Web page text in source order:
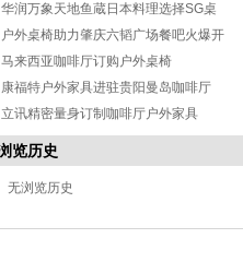
华润万象天地鱼蔵日本料理选择SG桌
椅
户外桌椅助力肇庆六韬广场餐吧火爆开
业
马来西亚咖啡厅订购户外桌椅
康福特户外家具进驻贵阳曼岛咖啡厅
立讯精密量身订制咖啡厅户外家具
览历史
无浏览历史